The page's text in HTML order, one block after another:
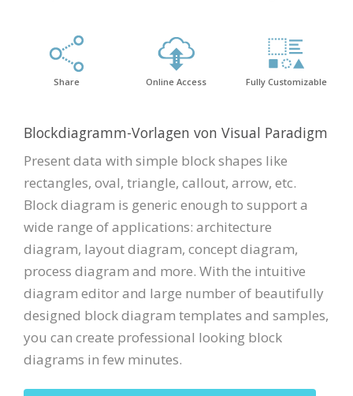
Share Online Access Fully Customizable
Blockdiagramm-Vorlagen von Visual Paradigm
Present data with simple block shapes like
rectangles, oval, triangle, callout, arrow, etc.
Block diagram is generic enough to support a
wide range of applications: architecture
diagram, layout diagram, concept diagram,
process diagram and more. With the intuitive
diagram editor and large number of beautifully
designed block diagram templates and samples,
you can create professional looking block
diagrams in few minutes.